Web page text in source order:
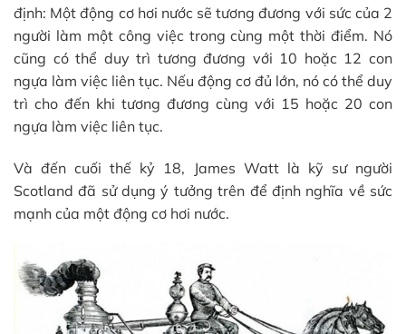
định: Một động cơ hơi nước sẽ tương đương với sức của 2
người làm một công việc trong cùng một thời điểm. Nó
cũng có thể duy trì tương đương với 10 hoặc 12 con
ngựa làm việc liên tục. Nếu động cơ đủ lớn, nó có thể duy
trì cho đến khi tương đương cùng với 15 hoặc 20 con
ngựa làm việc liên tục.
Và đến cuối thế kỷ 18, James Watt là kỹ sư người
Scotland đã sử dụng ý tưởng trên để định nghĩa về sức
mạnh của một động cơ hơi nước.